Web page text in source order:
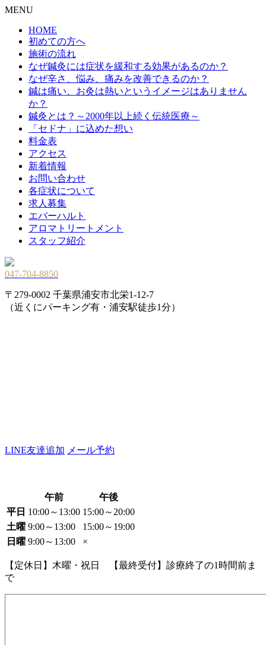
MENU
HOME
初めての方へ
施術の流れ
なぜ鍼灸には症状を緩和する効果があるのか？
なぜ辛さ、悩み、痛みを改善できるのか？
鍼は痛い、お灸は熱いというイメージはありません
か？
鍼灸とは？～2000年以上続く伝統医療～
「セドナ」に込めた想い
料金表
アクセス
新着情報
お問い合わせ
各症状について
求人募集
エバーハルト
アロマトリートメント
スタッフ紹介
047-704-8850
〒279-0002 千葉県浦安市北栄1-12-7
（近くにパーキング有・浦安駅徒歩1分）
LINE友達追加 メール予約
午前
午後
平日 10:00～13:00 15:00～20:00
土曜 9:00～13:00
15:00～19:00
日曜 9:00～13:00 ×
【定休日】木曜・祝日 【最終受付】診療終了の1時間前ま
で